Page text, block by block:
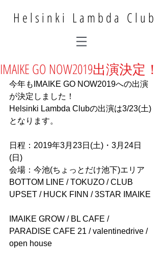
Helsinki Lambda Club
IMAIKE GO NOW2019出演決定！
今年もIMAIKE GO NOW2019への出演
が決定しました！
Helsinki Lambda Clubの出演は3/23(土)
となります。
日程：2019年3月23日(土)・3月24日
(日)
会場：今池(ちょっとだけ池下)エリア
BOTTOM LINE / TOKUZO / CLUB
UPSET / HUCK FINN / 3STAR IMAIKE
IMAIKE GROW / BL CAFE /
PARADISE CAFE 21 / valentinedrive /
open house